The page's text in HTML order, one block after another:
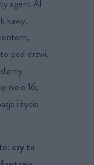
agent AI
kawy.
pod drzwi.
nie o 16,
i życie
czy ta